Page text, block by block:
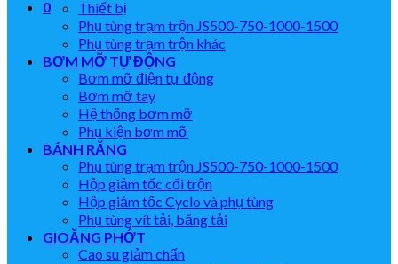
0
Thiết bị
Phụ tùng trạm trộn JS500-750-1000-1500
Phụ tùng trạm trộn khác
BƠM MỠ TỰ ĐỘNG
Bơm mỡ điện tự động
Bơm mỡ tay
Hệ thống bơm mỡ
Phụ kiện bơm mỡ
BÁNH RĂNG
Phụ tùng trạm trộn JS500-750-1000-1500
Hộp giảm tốc cối trộn
Hộp giảm tốc Cyclo và phụ tùng
Phụ tùng vít tải, băng tải
GIOĂNG PHỚT
Cao su giảm chấn